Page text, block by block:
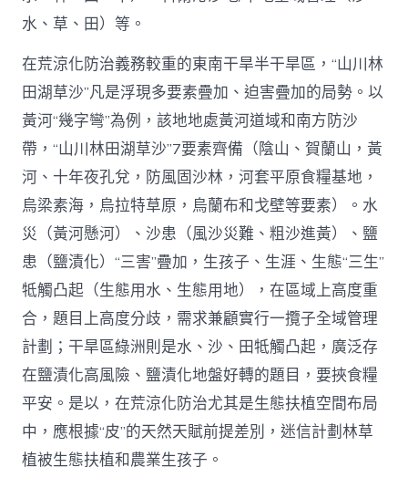
水、草、田）等。
在荒涼化防治義務較重的東南干旱半干旱區，“山川林
田湖草沙”凡是浮現多要素疊加、迫害疊加的局勢。以
黃河“幾字彎”為例，該地地處黃河道域和南方防沙
帶，“山川林田湖草沙”7要素齊備（陰山、賀蘭山，黃
河、十年夜孔兌，防風固沙林，河套平原食糧基地，
烏梁素海，烏拉特草原，烏蘭布和戈壁等要素）。水
災（黃河懸河）、沙患（風沙災難、粗沙進黃）、鹽
患（鹽漬化）“三害”疊加，生孩子、生涯、生態“三生”
牴觸凸起（生態用水、生態用地），在區域上高度重
合，題目上高度分歧，需求兼顧實行一攬子全域管理
計劃；干旱區綠洲則是水、沙、田牴觸凸起，廣泛存
在鹽漬化高風險、鹽漬化地盤好轉的題目，要挾食糧
平安。是以，在荒涼化防治尤其是生態扶植空間布局
中，應根據“皮”的天然天賦前提差別，迷信計劃林草
植被生態扶植和農業生孩子。